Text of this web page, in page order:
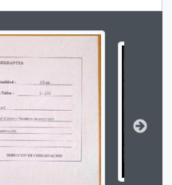
of this carousel will